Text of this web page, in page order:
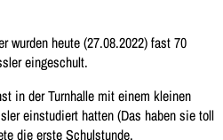
wurden heute (27.08.2022) fast 70
eingeschult.
in der Turnhalle mit einem kleinen
einstudiert hatten (Das haben sie toll
die erste Schulstunde.